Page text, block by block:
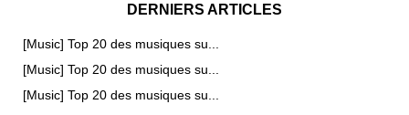
DERNIERS ARTICLES
[Music] Top 20 des musiques su...
[Music] Top 20 des musiques su...
[Music] Top 20 des musiques su...